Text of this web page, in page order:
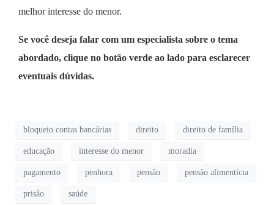
melhor interesse do menor.
Se você deseja falar com um especialista sobre o tema
abordado, clique no botão verde ao lado para esclarecer
eventuais dúvidas.
bloqueio contas bancárias direito direito de família
educação interesse do menor moradia
pagamento penhora pensão pensão alimentícia
prisão saúde